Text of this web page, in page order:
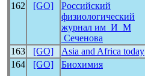
162
[GO]
Российский
физиологический
журнал им И М
Сеченова
163 [GO] Asia and Africa today
164
[GO] Биохимия